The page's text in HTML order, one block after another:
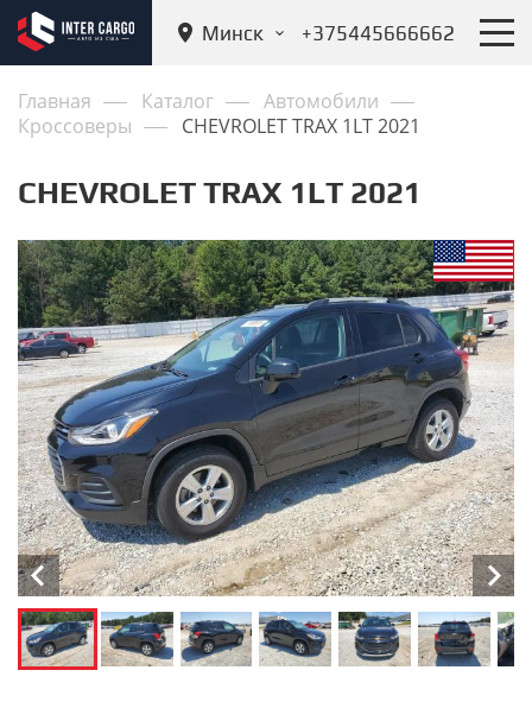
Минск +375445666662
Главная Каталог
Автомобили
Кроссоверы
CHEVROLET TRAX 1LT 2021
CHEVROLET TRAX 1LT 2021